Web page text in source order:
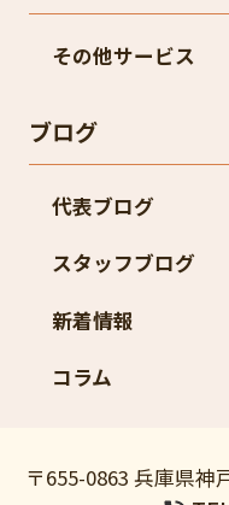
その他サービス
ブログ
代表ブログ
スタッフブログ
新着情報
コラム
〒655-0863 兵庫県神